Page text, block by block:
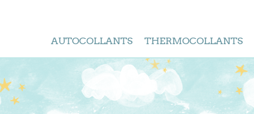
AUTOCOLLANTS THERMOCOLLANTS